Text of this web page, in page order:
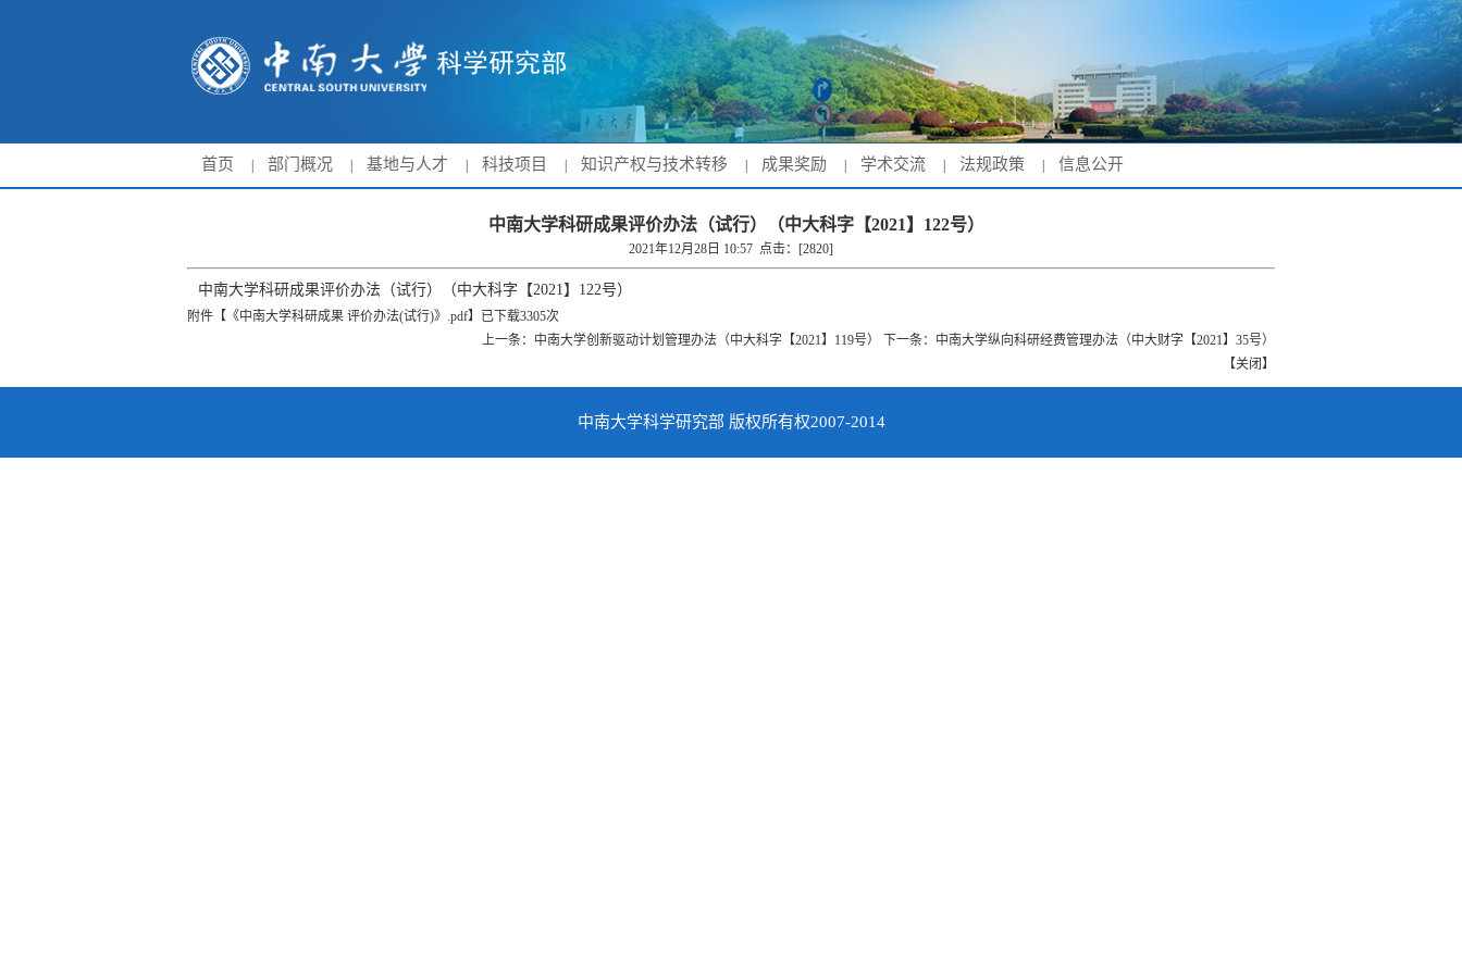
首页 部门概况 基地与人才 科技项目 知识产权与技术转移 成果奖励 学术交流 法规政策 信息公开
中南大学科研成果评价办法（试行）（中大科字【2021】122号）
2021年12月28日 10:57 点击：[2820]
中南大学科研成果评价办法（试行）（中大科字【2021】122号）
附件【 《中南大学科研成果 评价办法(试行)》.pdf】已下载3305次
上一条： 中南大学创新驱动计划管理办法（中大科字【2021】119号） 下一条： 中南大学纵向科研经费管理办法（中大财字【2021】35号）
【关闭】
中南大学科学研究部 版权所有权2007-2014